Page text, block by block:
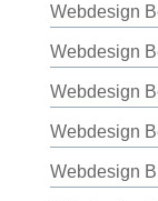
Webdesign
Webdesign
Webdesign
Webdesign
Webdesign